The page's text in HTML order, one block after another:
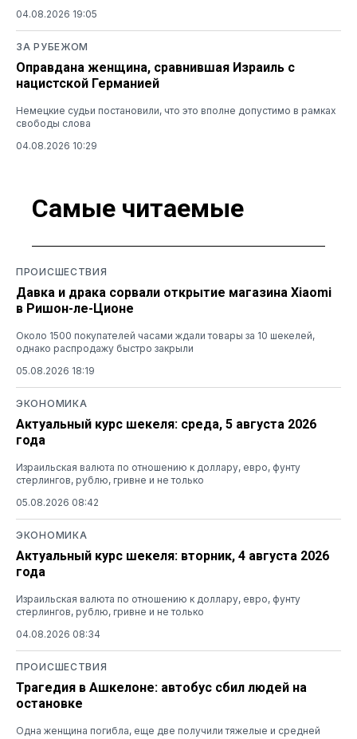
04.08.2026 19:05
ЗА РУБЕЖОМ
Оправдана женщина, сравнившая Израиль с
нацистской Германией
Немецкие судьи постановили, что это вполне допустимо в рамках
свободы слова
04.08.2026 10:29
Самые читаемые
ПРОИСШЕСТВИЯ
Давка и драка сорвали открытие магазина Xiaomi
в Ришон-ле-Ционе
Около 1500 покупателей часами ждали товары за 10 шекелей,
однако распродажу быстро закрыли
05.08.2026 18:19
ЭКОНОМИКА
Актуальный курс шекеля: среда, 5 августа 2026
года
Израильская валюта по отношению к доллару, евро, фунту
стерлингов, рублю, гривне и не только
05.08.2026 08:42
ЭКОНОМИКА
Актуальный курс шекеля: вторник, 4 августа 2026
года
Израильская валюта по отношению к доллару, евро, фунту
стерлингов, рублю, гривне и не только
04.08.2026 08:34
ПРОИСШЕСТВИЯ
Трагедия в Ашкелоне: автобус сбил людей на
остановке
Одна женщина погибла, еще две получили тяжелые и средней